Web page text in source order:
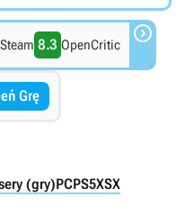
Steam 8.3 OpenCritic 
Grę
(gry)PCPS5XSX